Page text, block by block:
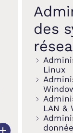
des
Linux
LAN &